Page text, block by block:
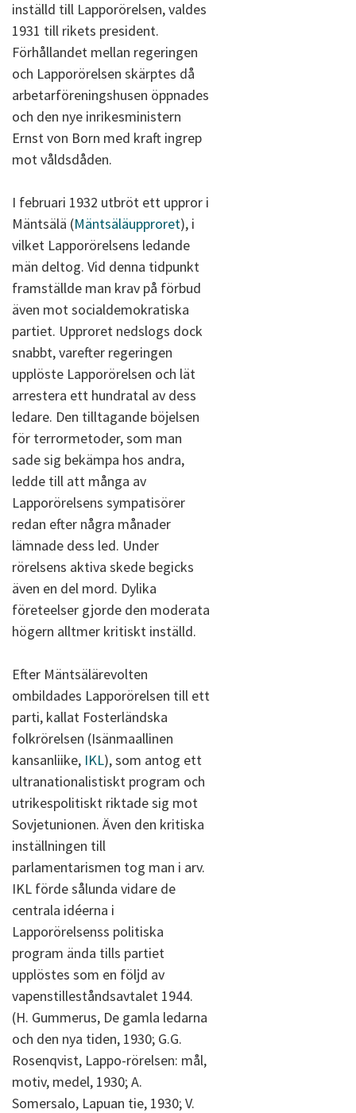
inställd till Lapporörelsen, valdes
1931 till rikets president.
Förhållandet mellan regeringen
och Lapporörelsen skärptes då
arbetarföreningshusen öppnades
och den nye inrikesministern
Ernst von Born med kraft ingrep
mot våldsdåden.
I februari 1932 utbröt ett uppror i
Mäntsälä (Mäntsäläupproret), i
vilket Lapporörelsens ledande
män deltog. Vid denna tidpunkt
framställde man krav på förbud
även mot socialdemokratiska
partiet. Upproret nedslogs dock
snabbt, varefter regeringen
upplöste Lapporörelsen och lät
arrestera ett hundratal av dess
ledare. Den tilltagande böjelsen
för terrormetoder, som man
sade sig bekämpa hos andra,
ledde till att många av
Lapporörelsens sympatisörer
redan efter några månader
lämnade dess led. Under
rörelsens aktiva skede begicks
även en del mord. Dylika
företeelser gjorde den moderata
högern alltmer kritiskt inställd.
Efter Mäntsälärevolten
ombildades Lapporörelsen till ett
parti, kallat Fosterländska
folkrörelsen (Isänmaallinen
kansanliike, IKL), som antog ett
ultranationalistiskt program och
utrikespolitiskt riktade sig mot
Sovjetunionen. Även den kritiska
inställningen till
parlamentarismen tog man i arv.
IKL förde sålunda vidare de
centrala idéerna i
Lapporörelsenss politiska
program ända tills partiet
upplöstes som en följd av
vapenstilleståndsavtalet 1944.
(H. Gummerus, De gamla ledarna
och den nya tiden, 1930; G.G.
Rosenqvist, Lappo-rörelsen: mål,
motiv, medel, 1930; A.
Somersalo, Lapuan tie, 1930; V.